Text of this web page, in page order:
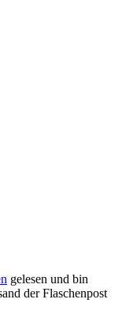
gelesen und bin
der Flaschenpost